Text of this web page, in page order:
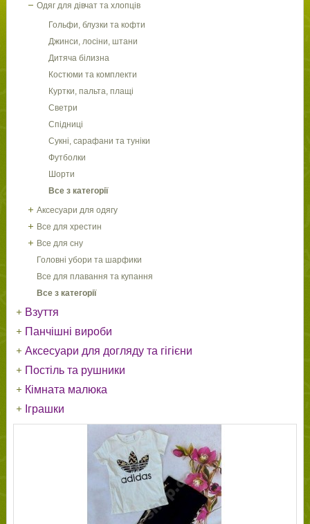
Одяг для дівчат та хлопців
Гольфи, блузки та кофти
Джинси, лосіни, штани
Дитяча білизна
Костюми та комплекти
Куртки, пальта, плащі
Светри
Спідниці
Сукні, сарафани та туніки
Футболки
Шорти
Все з категорії
Аксесуари для одягу
Все для хрестин
Все для сну
Головні убори та шарфики
Все для плавання та купання
Все з категорії
Взуття
Панчішні вироби
Аксесуари для догляду та гігієни
Постіль та рушники
Кімната малюка
Іграшки